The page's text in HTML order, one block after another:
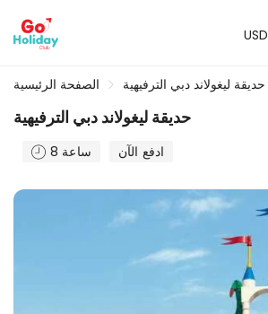
USD
الصفحة الرئيسية حديقة ليغولاند دبي الترفيهية
حديقة ليغولاند دبي الترفيهية
8 ساعة ادفع الآن